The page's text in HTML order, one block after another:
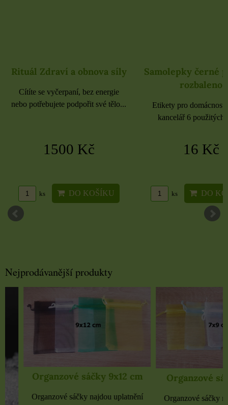
Rituál Zdraví a obnova síly
Cítíte se vyčerpaní, bez energie
nebo potřebujete podpořit své tělo...
1500 Kč
ks DO KOŠÍKU
Samolepky černé
rozbaleno
Etikety pro
kancelář 6 použitých
16 Kč
ks DO
Nejprodávanější produkty
Organzové sáčky 9x12 cm
Organzové sáčky najdou uplatnění
Organzové sáčky
Organzové sáčky